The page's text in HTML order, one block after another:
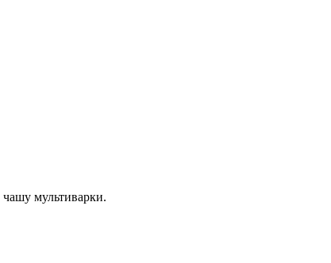
мультиварки.